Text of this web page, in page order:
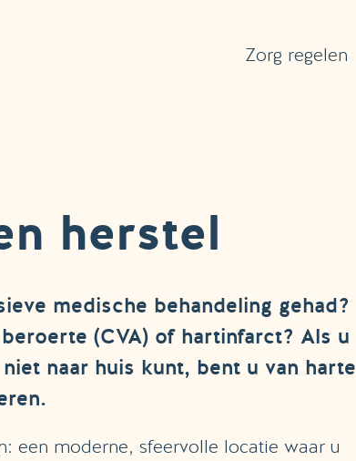
Zorg regelen
herstel
medische behandeling gehad?
(CVA) of hartinfarct? Als u
naar huis kunt, bent u van harte
een moderne, sfeervolle locatie waar u